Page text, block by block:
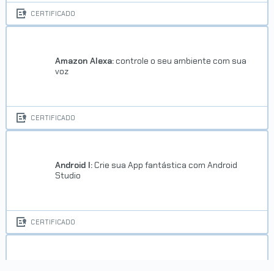
CERTIFICADO
Amazon Alexa: controle o seu ambiente com sua
voz
CERTIFICADO
Android I: Crie sua App fantástica com Android
Studio
CERTIFICADO